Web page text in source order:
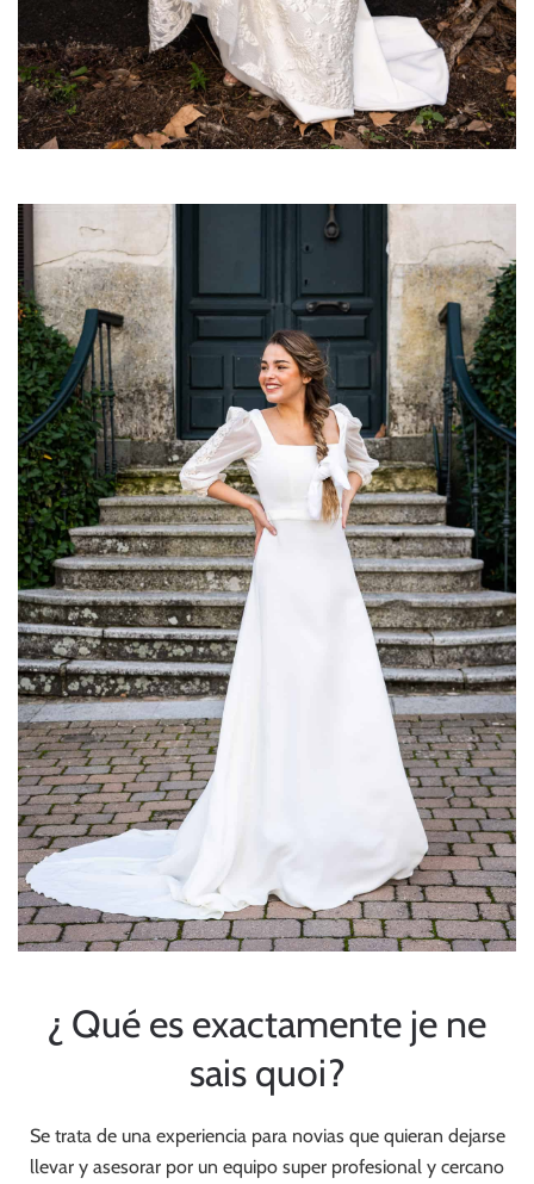
¿ Qué es exactamente je ne
sais quoi?
Se trata de una experiencia para novias que quieran dejarse
llevar y asesorar por un equipo super profesional y cercano